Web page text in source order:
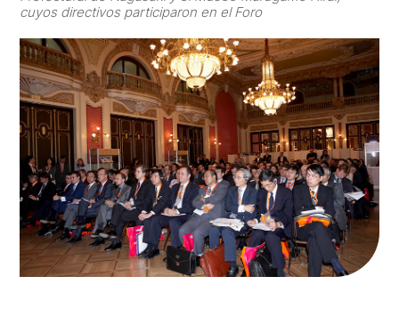
Noticias
Aviso legal
de privacidad
Contacta
cuyos directivos participaron en el Foro